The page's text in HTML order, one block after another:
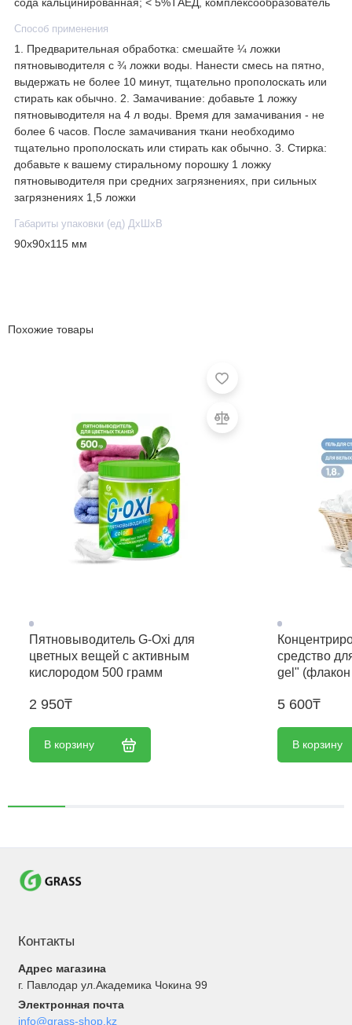
сода кальцинированная; < 5%ТАЕД, комплексообразователь
Способ применения
1. Предварительная обработка: смешайте ¼ ложки
пятновыводителя с ¾ ложки воды. Нанести смесь на пятно,
выдержать не более 10 минут, тщательно прополоскать или
стирать как обычно. 2. Замачивание: добавьте 1 ложку
пятновыводителя на 4 л воды. Время для замачивания - не
более 6 часов. После замачивания ткани необходимо
тщательно прополоскать или стирать как обычно. 3. Стирка:
добавьте к вашему стиральному порошку 1 ложку
пятновыводителя при средних загрязнениях, при сильных
загрязнениях 1,5 ложки
Габариты упаковки (ед) ДхШхВ
90x90x115 мм
Похожие товары
Пятновыводитель G-Oxi для
цветных вещей с активным
кислородом 500 грамм
2 950₸
В корзину
средство
gel"
5 600₸
В корзину
Контакты
Адрес магазина
г. Павлодар ул.Академика Чокина 99
Электронная почта
info@grass-shop.kz